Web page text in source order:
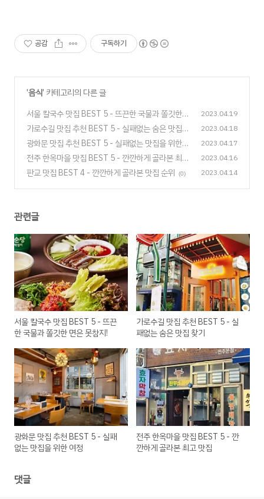
공감 구독하기
'음식' 카테고리의 다른 글
서울 칼국수 맛집 BEST 5 - 뜨끈한 국물과 쫄깃한
면은 못참지!
(0)
2023.04.19
가로수길 맛집 추천 BEST 5 - 실패없는 숨은 맛집
찾기 (1)
2023.04.18
광화문 맛집 추천 BEST 5 - 실패없는 맛집을 위한
여정 (1)
2023.04.17
전주 한옥마을 맛집 BEST 5 - 깐깐하게 골라본 최고
맛집
(0)
2023.04.16
판교 맛집 BEST 4 - 깐깐하게 골라본 맛집 순위 (0) 2023.04.14
관련글
서울 칼국수 맛집 BEST 5 - 뜨끈
한 국물과 쫄깃한 면은 못참지!
가로수길 맛집 추천 BEST 5 - 실
패없는 숨은 맛집 찾기
광화문 맛집 추천 BEST 5 - 실패
없는 맛집을 위한 여정
전주 한옥마을 맛집 BEST 5 - 깐
깐하게 골라본 최고 맛집
댓글